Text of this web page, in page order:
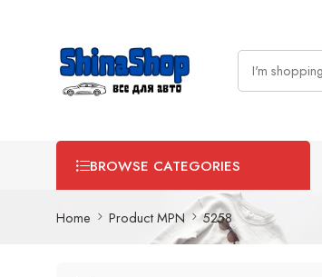
BROWSE CATEGORIES
Home Product MPN 5258